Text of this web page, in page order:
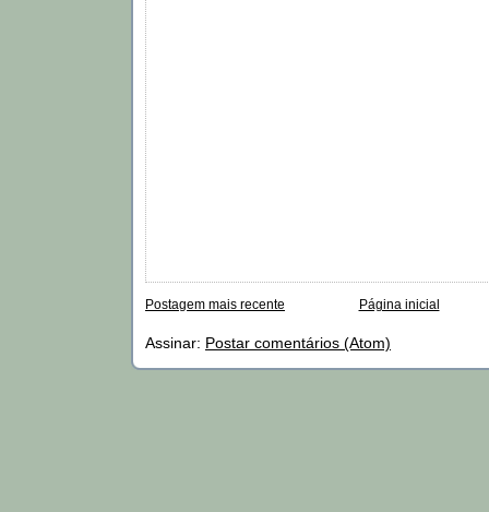
Postagem mais recente Página inicial
Assinar: Postar comentários (Atom)